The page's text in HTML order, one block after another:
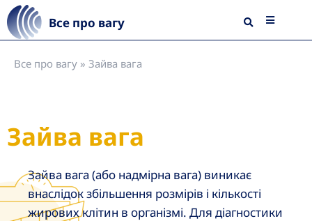
Все про вагу
Все про вагу » Зайва вага
Зайва вага
Зайва вага (або надмірна вага) виникає
внаслідок збільшення розмірів і кількості
жирових клітин в організмі. Для діагностики